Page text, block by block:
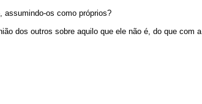
assumindo-os como próprios?
dos outros sobre aquilo que ele não é, do que com